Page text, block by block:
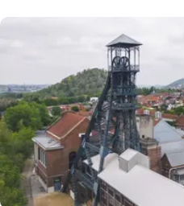
Puglia
Sardegna
Sicilia
Toscana
Trentino
Umbria